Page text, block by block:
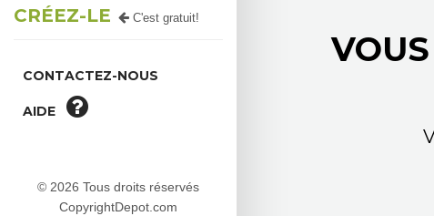
CRÉEZ-LE C'est gratuit!
CONTACTEZ-NOUS
AIDE
© 2026 Tous droits réservés
CopyrightDepot.com